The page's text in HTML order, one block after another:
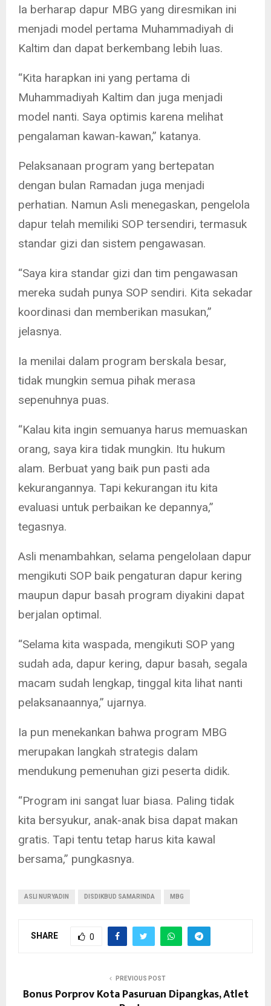
Ia berharap dapur MBG yang diresmikan ini
menjadi model pertama Muhammadiyah di
Kaltim dan dapat berkembang lebih luas.
“Kita harapkan ini yang pertama di
Muhammadiyah Kaltim dan juga menjadi
model nanti. Saya optimis karena melihat
pengalaman kawan-kawan,” katanya.
Pelaksanaan program yang bertepatan
dengan bulan Ramadan juga menjadi
perhatian. Namun Asli menegaskan, pengelola
dapur telah memiliki SOP tersendiri, termasuk
standar gizi dan sistem pengawasan.
“Saya kira standar gizi dan tim pengawasan
mereka sudah punya SOP sendiri. Kita sekadar
koordinasi dan memberikan masukan,”
jelasnya.
Ia menilai dalam program berskala besar,
tidak mungkin semua pihak merasa
sepenuhnya puas.
“Kalau kita ingin semuanya harus memuaskan
orang, saya kira tidak mungkin. Itu hukum
alam. Berbuat yang baik pun pasti ada
kekurangannya. Tapi kekurangan itu kita
evaluasi untuk perbaikan ke depannya,”
tegasnya.
Asli menambahkan, selama pengelolaan dapur
mengikuti SOP baik pengaturan dapur kering
maupun dapur basah program diyakini dapat
berjalan optimal.
“Selama kita waspada, mengikuti SOP yang
sudah ada, dapur kering, dapur basah, segala
macam sudah lengkap, tinggal kita lihat nanti
pelaksanaannya,” ujarnya.
Ia pun menekankan bahwa program MBG
merupakan langkah strategis dalam
mendukung pemenuhan gizi peserta didik.
“Program ini sangat luar biasa. Paling tidak
kita bersyukur, anak-anak bisa dapat makan
gratis. Tapi tentu tetap harus kita kawal
bersama,” pungkasnya.
ASLI NURYADIN DISDIKBUD SAMARINDA MBG
SHARE 0
PREVIOUS POST
Bonus Porprov Kota Pasuruan Dipangkas, Atlet